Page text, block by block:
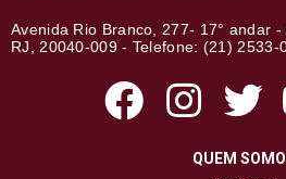
Avenida Rio Branco, 277- 17° andar
RJ, 20040-009 - Telefone: (21) 2533-
QUEM